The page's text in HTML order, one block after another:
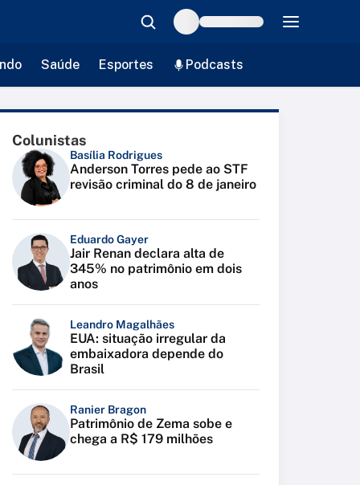
Saúde Esportes Podcasts
Colunistas
Basília Rodrigues
Anderson Torres pede ao STF
revisão criminal do 8 de janeiro
Eduardo Gayer
Jair Renan declara alta de
345% no patrimônio em dois
anos
Leandro Magalhães
EUA: situação irregular da
embaixadora depende do
Brasil
Ranier Bragon
Patrimônio de Zema sobe e
chega a R$ 179 milhões